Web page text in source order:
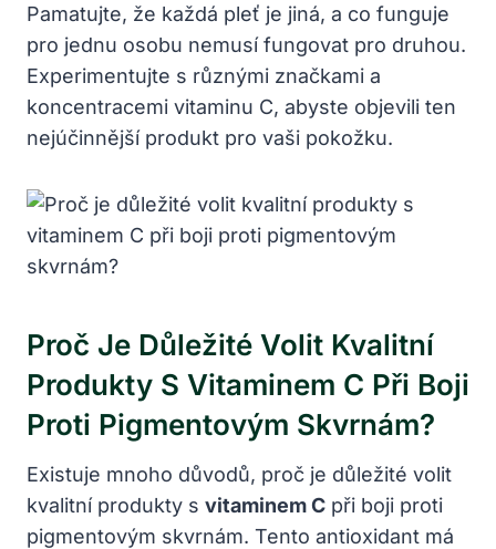
Pamatujte, že každá pleť je jiná, a co funguje
pro jednu osobu nemusí fungovat pro druhou.
Experimentujte s různými značkami a
koncentracemi vitaminu C, abyste objevili ten
nejúčinnější produkt pro vaši pokožku.
Proč Je Důležité Volit Kvalitní
Produkty S Vitaminem C Při Boji
Proti Pigmentovým Skvrnám?
Existuje mnoho důvodů, proč je důležité volit
kvalitní produkty s vitaminem C při boji proti
pigmentovým skvrnám. Tento antioxidant má